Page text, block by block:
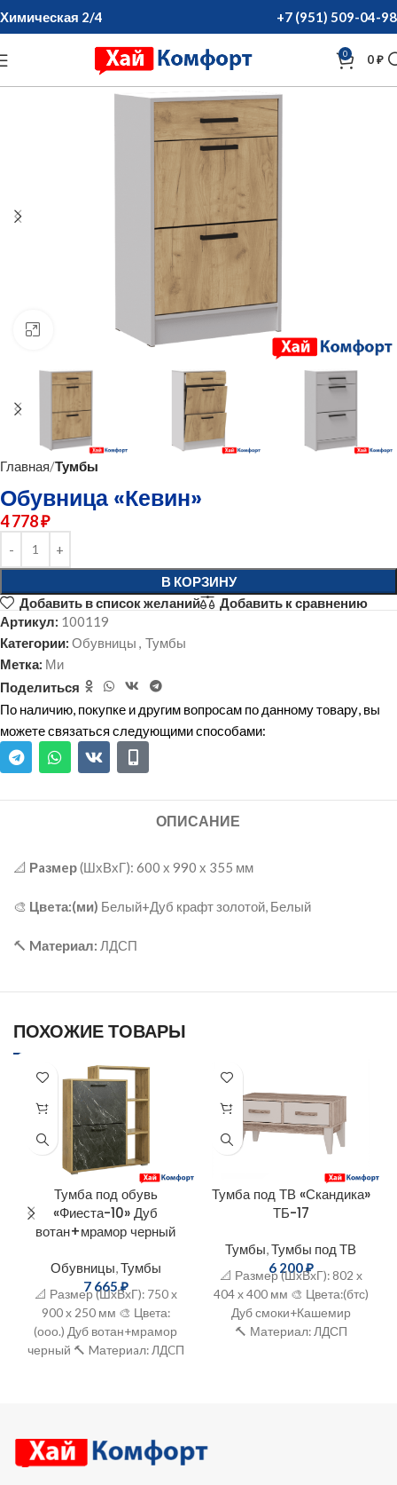
Химическая 2/4 +7 (951) 509-04-98
0 0₽
нажмите для увеличения
Главная Тумбы
Обувница «Кевин»
4 778₽
В КОРЗИНУ
Добавить в список желаний
Добавить к сравнению
Артикул: 100119
Категории: Обувницы , Тумбы
Метка: Ми
Поделиться
По наличию, покупке и другим вопросам по данному товару, вы
можете связаться следующими способами:
ОПИСАНИЕ
📐 Рaзмeр(ШхВхГ): 600 х 990 х 355 мм
🎨 Цвeта:(ми) Белый+Дуб крафт золотой, Белый
🔨 Mатериал: ЛДСП
ПОХОЖИЕ ТОВАРЫ
Тумба под обувь
«Фиеста-10» Дуб
вотан+мрамор черный
Обувницы,Тумбы
7 665₽
📐 Размер (ШхВхГ): 750 х
900 х 250 мм 🎨 Цвeта:
(ооо.) Дуб вотан+мрамор
черный 🔨 Mатериaл: ЛДCП
Тумба под ТВ «Скандика»
ТБ-17
Тумбы,Тумбы под ТВ
6 200₽
📐 Размер (ШxВхГ): 802 х
404 х 400 мм 🎨 Цвета:(бтс)
Дуб смоки+Кашемир
🔨 Материал: ЛДСП